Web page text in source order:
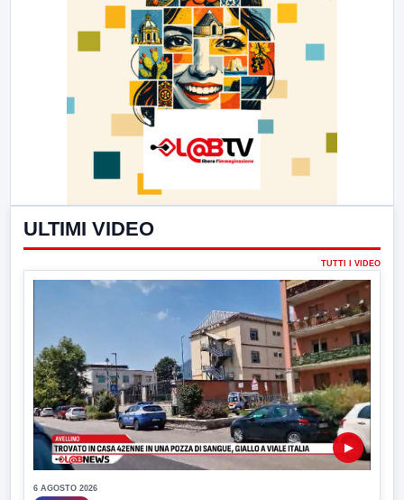
ULTIMI VIDEO
TUTTI I VIDEO
▶
6 AGOSTO 2026